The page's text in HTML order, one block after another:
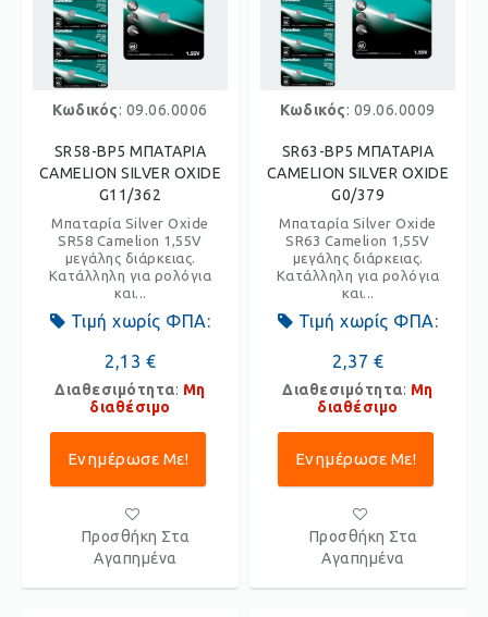
Κωδικός: 09.06.0006
SR58-BP5 ΜΠΑΤΑΡΙΑ
CAMELION SILVER OXIDE
G11/362
Μπαταρία Silver Oxide
SR58 Camelion 1,55V
μεγάλης διάρκειας.
Κατάλληλη για ρολόγια
και...
Τιμή χωρίς ΦΠΑ:
2,13 €
Διαθεσιμότητα: Μη
διαθέσιμο
Ενημέρωσε Με!
Προσθήκη Στα
Αγαπημένα
Κωδικός: 09.06.0009
SR63-BP5 ΜΠΑΤΑΡΙΑ
CAMELION SILVER OXIDE
G0/379
Μπαταρία Silver Oxide
SR63 Camelion 1,55V
μεγάλης διάρκειας.
Κατάλληλη για ρολόγια
και...
Τιμή χωρίς ΦΠΑ:
2,37 €
Διαθεσιμότητα: Μη
διαθέσιμο
Ενημέρωσε Με!
Προσθήκη Στα
Αγαπημένα